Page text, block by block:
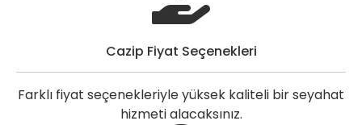
Cazip Fiyat Seçenekleri
Farklı fiyat seçenekleriyle yüksek kaliteli bir seyahat
hizmeti alacaksınız.